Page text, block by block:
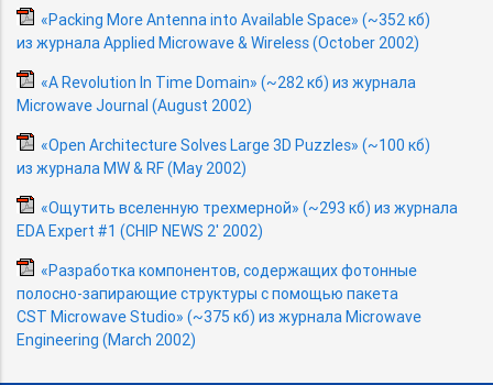
«Packing More Antenna into Available Space» (~352 кб)
из журнала Applied Microwave & Wireless (October 2002)
«A Revolution In Time Domain» (~282 кб) из журнала
Microwave Journal (August 2002)
«Open Architecture Solves Large 3D Puzzles» (~100 кб)
из журнала MW & RF (May 2002)
«Ощутить вселенную трехмерной» (~293 кб) из журнала
EDA Expert #1 (CHIP NEWS 2' 2002)
«Разработка компонентов, содержащих фотонные
полосно-запирающиеструктуры с помощью пакета
CST Microwave Studio» (~375 кб) из журнала Microwave
Engineering (March 2002)